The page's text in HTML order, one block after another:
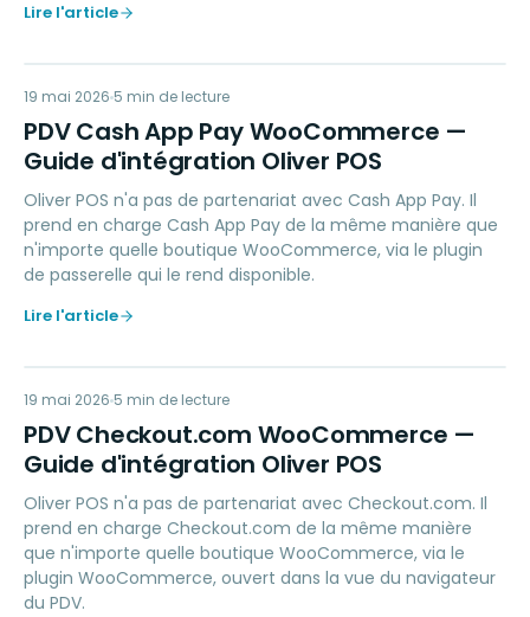
Lire l'article
PC
PAYMENTS
19 mai 2026 5 min de lecture
PDV Cash App Pay WooCommerce —
Guide d'intégration Oliver POS
Oliver POS n'a pas de partenariat avec Cash App Pay. Il
prend en charge Cash App Pay de la même manière que
n'importe quelle boutique WooCommerce, via le plugin
de passerelle qui le rend disponible.
Lire l'article
PC
PAYMENTS
19 mai 2026 5 min de lecture
PDV Checkout.com WooCommerce —
Guide d'intégration Oliver POS
Oliver POS n'a pas de partenariat avec Checkout.com. Il
prend en charge Checkout.com de la même manière
que n'importe quelle boutique WooCommerce, via le
plugin WooCommerce, ouvert dans la vue du navigateur
du PDV.